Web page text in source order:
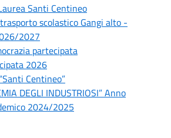
Santi Centineo
scolastico Gangi alto -
2027
partecipata
2026
Centineo”
DEGLI INDUSTRIOSI” Anno
2024/2025